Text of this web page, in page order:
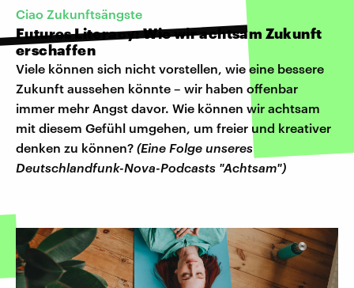
Ciao Zukunftsängste
Futures Literacy: Wie wir achtsam Zukunft
erschaffen
Viele können sich nicht vorstellen, wie eine bessere
Zukunft aussehen könnte – wir haben offenbar
immer mehr Angst davor. Wie können wir achtsam
mit diesem Gefühl umgehen, um freier und kreativer
denken zu können? (Eine Folge unseres
Deutschlandfunk-Nova-Podcasts "Achtsam")